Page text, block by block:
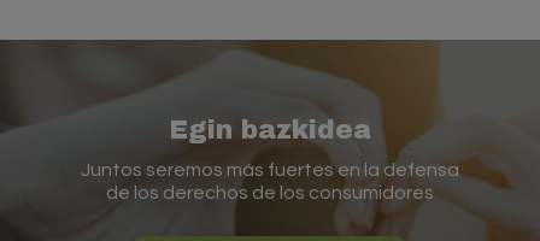
Egin bazkidea
Juntos seremos más fuertes en la defensa
de los derechos de los consumidores